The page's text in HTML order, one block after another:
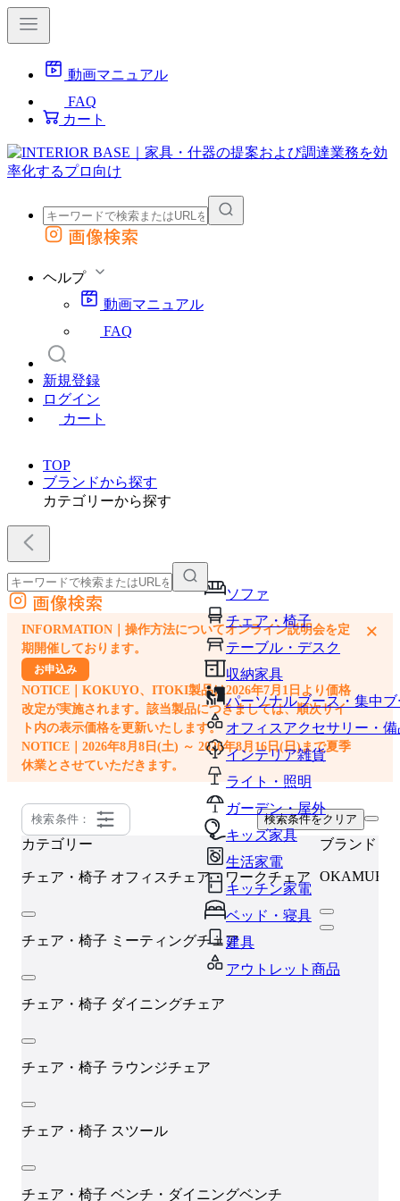
動画マニュアル
FAQ
カート
外部サイトの商品をカートに追加
画像検索
ヘルプ
動画マニュアル
FAQ
新規登録
ログイン
カート
TOP
ブランドから探す
カテゴリーから探す
ソファ
チェア・椅子
テーブル・デスク
収納家具
パーソナルブース・集中
オフィスアクセサリー・備
インテリア雑貨
ライト・照明
ガーデン・屋外
キッズ家具
生活家電
キッチン家電
ベッド・寝具
建具
アウトレット商品
外部サイトの商品をカートに追加
他のサイトで見つけた商品ページのURLを貼り付けて、カートに追加できます
画像検索
INFORMATION｜操作方法についてオンライン説明会を定
期開催しております。
お申込み
NOTICE｜KOKUYO、ITOKI製品は2026年7月1日より価格
改定が実施されます。該当製品につきましては、順次サイ
ト内の表示価格を更新いたします。
NOTICE｜2026年8月8日(土) ～ 2026年8月16日(日)まで夏季
休業とさせていただきます。
×
検索条件： 検索条件をクリア
カテゴリー
チェア・椅子 オフィスチェア・ワークチェア
チェア・椅子 ミーティングチェア
チェア・椅子 ダイニングチェア
チェア・椅子 ラウンジチェア
チェア・椅子 スツール
チェア・椅子 ベンチ・ダイニングベンチ
ブランド
OKAMURA